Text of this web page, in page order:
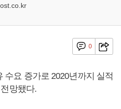
0
수요 증가로 2020년까지 실적
망됐다.